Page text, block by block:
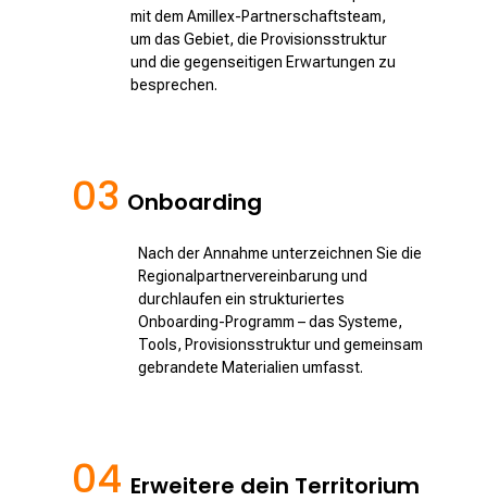
mit dem Amillex-Partnerschaftsteam,
um das Gebiet, die Provisionsstruktur
und die gegenseitigen Erwartungen zu
besprechen.
03 Onboarding
Nach der Annahme unterzeichnen Sie die
Regionalpartnervereinbarung und
durchlaufen ein strukturiertes
Onboarding-Programm – das Systeme,
Tools, Provisionsstruktur und gemeinsam
gebrandete Materialien umfasst.
04 Erweitere dein Territorium